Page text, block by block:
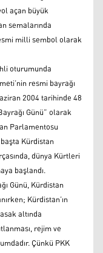
açan büyük
semalarında
milli sembol olarak
oturumunda
resmi bayrağı
2004 tarihinde 48
Günü” olarak
Parlamentosu
Kürdistan
dünya Kürtleri
başlandı.
Günü, Kürdistan
Kürdistan’ın
altında
rejim ve
Çünkü PKK